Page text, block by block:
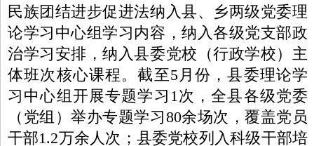
民族团结进步促进法纳入县、乡两级党委理
论学习中心组学习内容，纳入各级党支部政
治学习安排，纳入县委党校（行政学校）主
体班次核心课程。截至5月份，县委理论学
习中心组开展专题学习1次，全县各级党委
（党组）举办专题学习80余场次，覆盖党员
干部1.2万余人次；县委党校列入科级干部培